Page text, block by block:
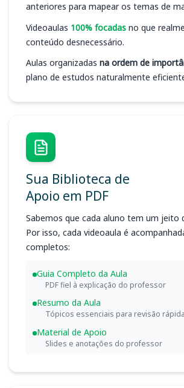
anteriores para mapear os temas de
Videoaulas 100% focadas no que
conteúdo desnecessário.
Aulas organizadas na ordem de
plano de estudos naturalmente
Sua Biblioteca de
Apoio em PDF
Sabemos que cada aluno tem um jeito
Por isso, cada videoaula é
completos:
Guia Completo da Aula
PDF fiel à explicação do professor
Resumo da Aula
Tópicos essenciais para revisão rápida
Material de Apoio
Slides e anotações do professor